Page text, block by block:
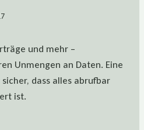
und mehr –
Unmengen an Daten. Eine
dass alles abrufbar
ist.